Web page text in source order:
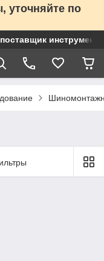
уточняйте по